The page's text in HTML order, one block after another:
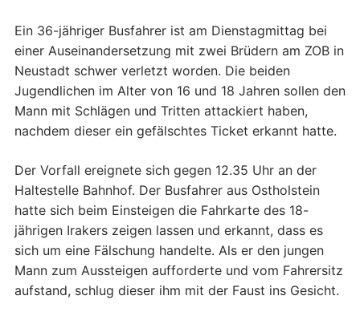
Ein 36-jähriger Busfahrer ist am Dienstagmittag bei
einer Auseinandersetzung mit zwei Brüdern am ZOB in
Neustadt schwer verletzt worden. Die beiden
Jugendlichen im Alter von 16 und 18 Jahren sollen den
Mann mit Schlägen und Tritten attackiert haben,
nachdem dieser ein gefälschtes Ticket erkannt hatte.
Der Vorfall ereignete sich gegen 12.35 Uhr an der
Haltestelle Bahnhof. Der Busfahrer aus Ostholstein
hatte sich beim Einsteigen die Fahrkarte des 18-
jährigen Irakers zeigen lassen und erkannt, dass es
sich um eine Fälschung handelte. Als er den jungen
Mann zum Aussteigen aufforderte und vom Fahrersitz
aufstand, schlug dieser ihm mit der Faust ins Gesicht.